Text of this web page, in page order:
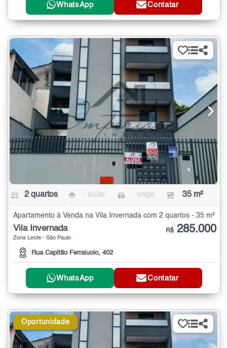
WhatsApp Contatar
2 quartos - suíte - vaga 35 m²
Apartamento à Venda na Vila Invernada com 2 quartos - 35 m²
Vila Invernada
Zona Leste - São Paulo
Rua Capitão Ferraiuolo, 402
R$ 285.000
WhatsApp Contatar
Oportunidade